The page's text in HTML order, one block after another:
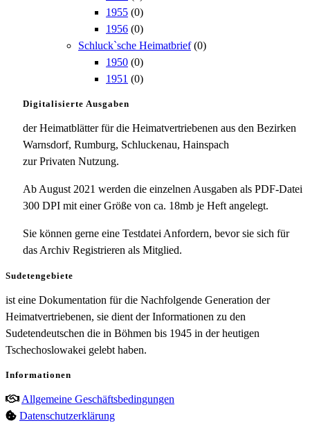
1955 (0)
1956 (0)
Schluck`sche Heimatbrief (0)
1950 (0)
1951 (0)
Digitalisierte Ausgaben
der Heimatblätter für die Heimatvertriebenen aus den Bezirken
Warnsdorf, Rumburg, Schluckenau, Hainspach
zur Privaten Nutzung.
Ab August 2021 werden die einzelnen Ausgaben als PDF-Datei
300 DPI mit einer Größe von ca. 18mb je Heft angelegt.
Sie können gerne eine Testdatei Anfordern, bevor sie sich für
das Archiv Registrieren als Mitglied.
Sudetengebiete
ist eine Dokumentation für die Nachfolgende Generation der
Heimatvertriebenen, sie dient der Informationen zu den
Sudetendeutschen die in Böhmen bis 1945 in der heutigen
Tschechoslowakei gelebt haben.
Informationen
Allgemeine Geschäftsbedingungen
Datenschutzerklärung